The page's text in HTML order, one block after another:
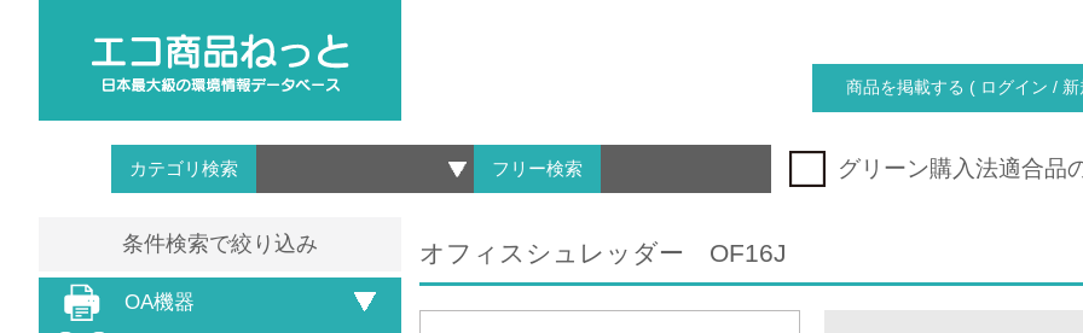
商品を掲載する ( ログイン / 新
カテゴリ検索 フリー検索 グリーン購入法適合品
条件検索で絞り込み
OA機器
オフィスシュレッダー OF16J